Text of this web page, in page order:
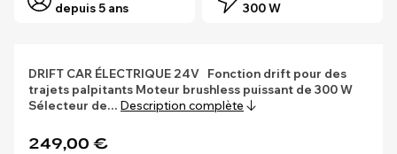
depuis 5 ans
300 W
DRIFT CAR ÉLECTRIQUE 24V
Fonction drift pour des
trajets palpitants Moteur brushless puissant de 300 W
Sélecteur de… Description complète
249,00 €